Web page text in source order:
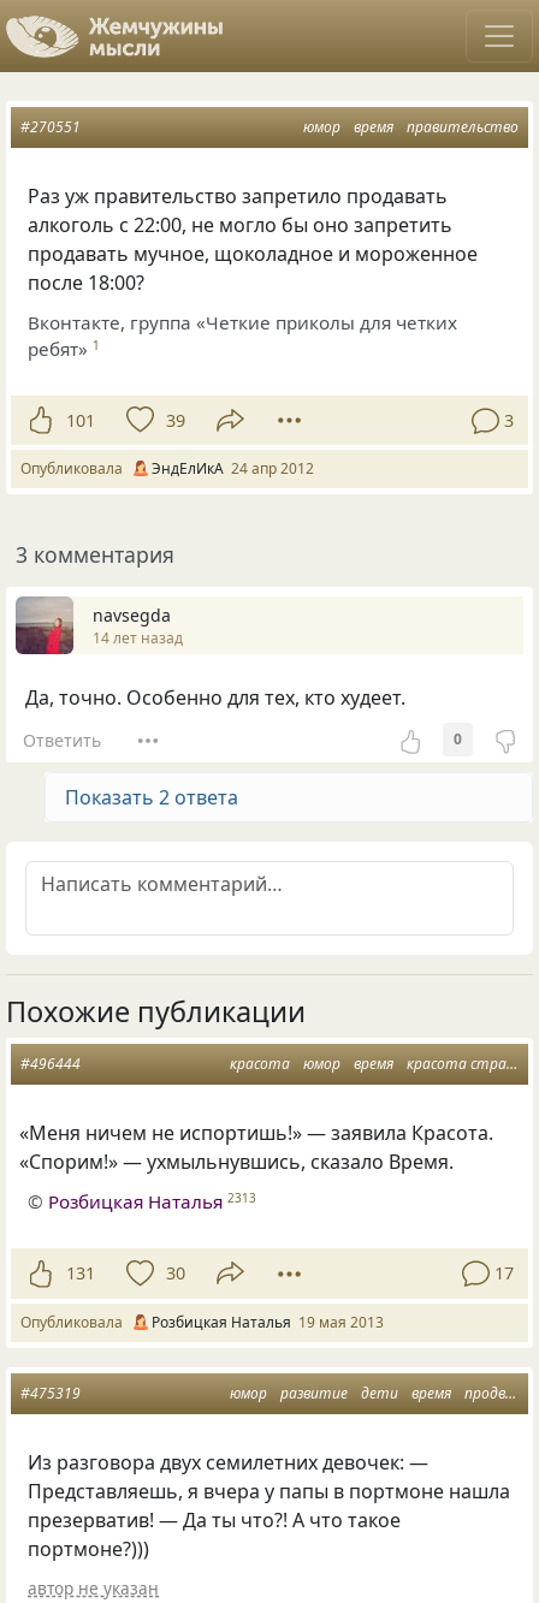
юмор время правительство
#270551
Раз уж правительство запретило продавать
алкоголь с 22:00, не могло бы оно запретить
продавать мучное, щоколадное и мороженное
после 18:00?
Вконтакте, группа «Четкие приколы для четких
ребят» 1
101 39 3
Опубликовала ЭндЕлИкА 24 апр 2012
3 комментария
navsegda
14 лет назад
Да, точно. Особенно для тех, кто худеет.
Ответить 0
Показать 2 ответа
Похожие публикации
красота юмор время красота страшная сила
#496444
«Меня ничем не испортишь!» — заявила Красота.
«Спорим!» — ухмыльнувшись, сказало Время.
© Розбицкая Наталья 2313
131 30 17
Опубликовала Розбицкая Наталья 19 мая 2013
юмор развитие дети время продвинутые
#475319
Из разговора двух семилетних девочек: —
Представляешь, я вчера у папы в портмоне нашла
презерватив! — Да ты что?! А что такое
портмоне?)))
автор не указан